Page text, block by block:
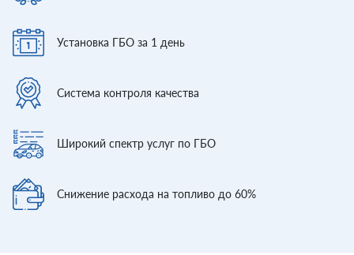
Установка ГБО за 1 день
Система контроля качества
Широкий спектр услуг по ГБО
Снижение расхода на топливо до 60%